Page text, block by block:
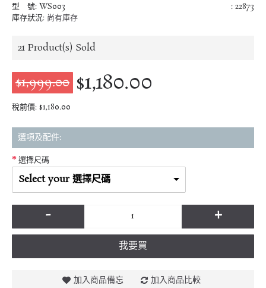
: 22873
型 號: WS003
庫存狀況: 尚有庫存
21 Product(s) Sold
$1,999.00 $1,180.00
稅前價: $1,180.00
選項及配件:
選擇尺碼
Select your 選擇尺碼
- +
我要買
加入商品備忘 加入商品比較